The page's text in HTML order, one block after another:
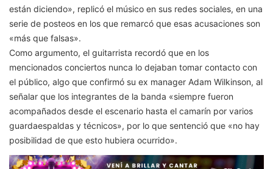
están diciendo», replicó el músico en sus redes sociales, en una
serie de posteos en los que remarcó que esas acusaciones son
«más que falsas».
Como argumento, el guitarrista recordó que en los
mencionados conciertos nunca lo dejaban tomar contacto con
el público, algo que confirmó su ex manager Adam Wilkinson, al
señalar que los integrantes de la banda «siempre fueron
acompañados desde el escenario hasta el camarín por varios
guardaespaldas y técnicos», por lo que sentenció que «no hay
posibilidad de que esto hubiera ocurrido».